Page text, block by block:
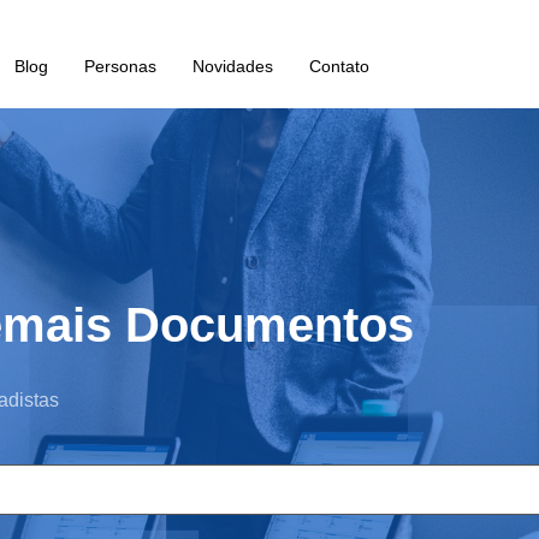
Blog Personas Novidades Contato
Documentos